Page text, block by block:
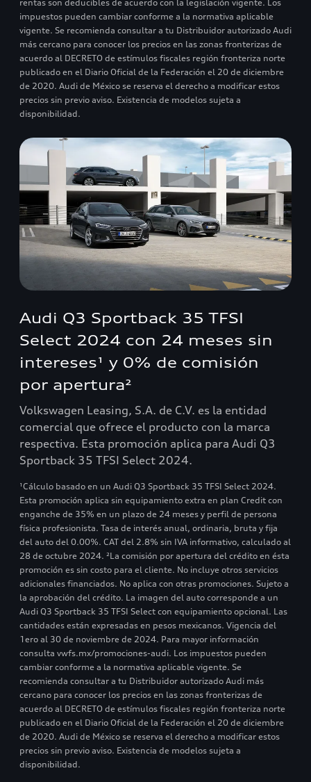
rentas son deducibles de acuerdo con la legislación vigente. Los
impuestos pueden cambiar conforme a la normativa aplicable
vigente. Se recomienda consultar a tu Distribuidor autorizado Audi
más cercano para conocer los precios en las zonas fronterizas de
acuerdo al DECRETO de estímulos fiscales región fronteriza norte
publicado en el Diario Oficial de la Federación el 20 de diciembre
de 2020. Audi de México se reserva el derecho a modificar estos
precios sin previo aviso. Existencia de modelos sujeta a
disponibilidad.
Audi Q3 Sportback 35 TFSI
Select 2024 con 24 meses sin
intereses¹ y 0% de comisión
por apertura²
Volkswagen Leasing, S.A. de C.V. es la entidad
comercial que ofrece el producto con la marca
respectiva. Esta promoción aplica para Audi Q3
Sportback 35 TFSI Select 2024.
¹Cálculo basado en un Audi Q3 Sportback 35 TFSI Select 2024.
Esta promoción aplica sin equipamiento extra en plan Credit con
enganche de 35% en un plazo de 24 meses y perfil de persona
física profesionista. Tasa de interés anual, ordinaria, bruta y fija
del auto del 0.00%. CAT del 2.8% sin IVA informativo, calculado al
28 de octubre 2024. ²La comisión por apertura del crédito en ésta
promoción es sin costo para el cliente. No incluye otros servicios
adicionales financiados. No aplica con otras promociones. Sujeto a
la aprobación del crédito. La imagen del auto corresponde a un
Audi Q3 Sportback 35 TFSI Select con equipamiento opcional. Las
cantidades están expresadas en pesos mexicanos. Vigencia del
1ero al 30 de noviembre de 2024. Para mayor información
consulta vwfs.mx/promociones-audi. Los impuestos pueden
cambiar conforme a la normativa aplicable vigente. Se
recomienda consultar a tu Distribuidor autorizado Audi más
cercano para conocer los precios en las zonas fronterizas de
acuerdo al DECRETO de estímulos fiscales región fronteriza norte
publicado en el Diario Oficial de la Federación el 20 de diciembre
de 2020. Audi de México se reserva el derecho a modificar estos
precios sin previo aviso. Existencia de modelos sujeta a
disponibilidad.